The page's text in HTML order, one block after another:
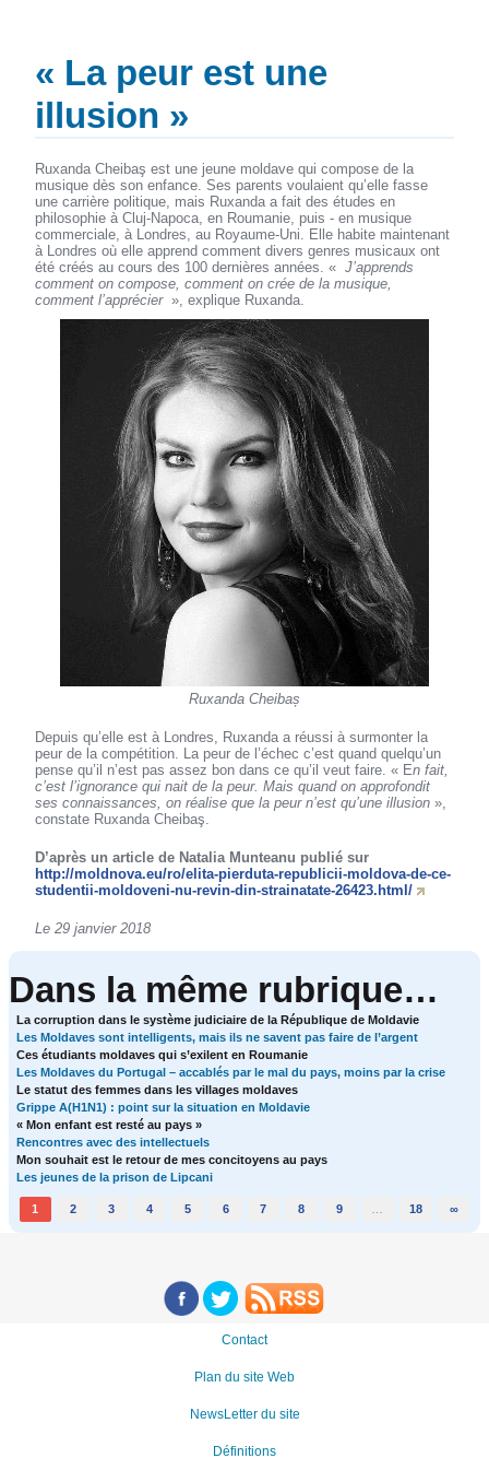
« La peur est une
illusion »
Ruxanda Cheibaş est une jeune moldave qui compose de la
musique dès son enfance. Ses parents voulaient qu’elle fasse
une carrière politique, mais Ruxanda a fait des études en
philosophie à Cluj-Napoca, en Roumanie, puis - en musique
commerciale, à Londres, au Royaume-Uni. Elle habite maintenant
à Londres où elle apprend comment divers genres musicaux ont
été créés au cours des 100 dernières années. « J’apprends
comment on compose, comment on crée de la musique,
comment l’apprécier », explique Ruxanda.
Ruxanda Cheibaș
Depuis qu’elle est à Londres, Ruxanda a réussi à surmonter la
peur de la compétition. La peur de l’échec c’est quand quelqu’un
pense qu’il n’est pas assez bon dans ce qu’il veut faire. « En fait,
c’est l’ignorance qui nait de la peur. Mais quand on approfondit
ses connaissances, on réalise que la peur n’est qu’une illusion »,
constate Ruxanda Cheibaş.
D’après un article de Natalia Munteanu publié sur
http://moldnova.eu/ro/elita-pierduta-republicii-moldova-de-ce-
studentii-moldoveni-nu-revin-din-strainatate-26423.html/
Le 29 janvier 2018
Dans la même rubrique…
La corruption dans le système judiciaire de la République de Moldavie
Les Moldaves sont intelligents, mais ils ne savent pas faire de l’argent
Ces étudiants moldaves qui s’exilent en Roumanie
Les Moldaves du Portugal – accablés par le mal du pays, moins par la crise
Le statut des femmes dans les villages moldaves
Grippe A(H1N1) : point sur la situation en Moldavie
« Mon enfant est resté au pays »
Rencontres avec des intellectuels
Mon souhait est le retour de mes concitoyens au pays
Les jeunes de la prison de Lipcani
1 2 3 4 5 6 7 8 9 18 ∞
Contact
Plan du site Web
NewsLetter du site
Définitions